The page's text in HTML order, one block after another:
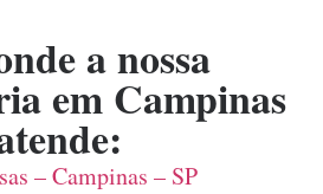
a nossa
em Campinas
– Campinas – SP